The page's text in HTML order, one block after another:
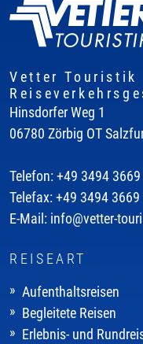
Vetter Touristik
Hinsdorfer Weg 1
06780 Zörbig OT
Telefon: +49 3494 3669
Telefax: +49 3494 3669
E-Mail: info@vetter-
REISEART
Aufenthaltsreisen
Begleitete Reisen
Erlebnis- und